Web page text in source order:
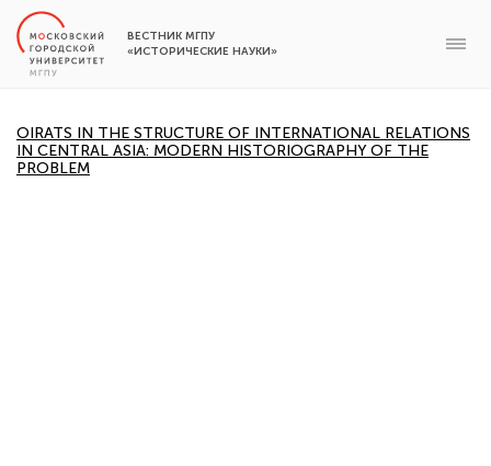
ВЕСТНИК МГПУ
«ИСТОРИЧЕСКИЕ НАУКИ»
OIRATS IN THE STRUCTURE OF INTERNATIONAL RELATIONS
IN CENTRAL ASIA: MODERN HISTORIOGRAPHY OF THE
PROBLEM